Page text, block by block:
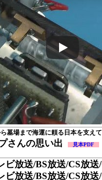
墓場まで海運に頼る日本を支え
さんの思い出 見本PDF
ビ放送/BS放送/CS放
ビ放送/BS放送/CS放